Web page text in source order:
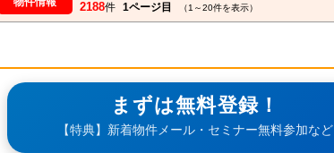
2188件 1ページ目 （1～20件を表示）
まずは無料登録！
【特典】新着物件メール・セミナー無料参加など